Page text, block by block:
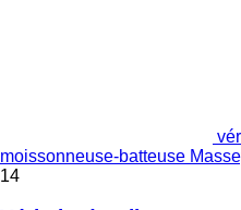
moissonneuse-batteuse
14